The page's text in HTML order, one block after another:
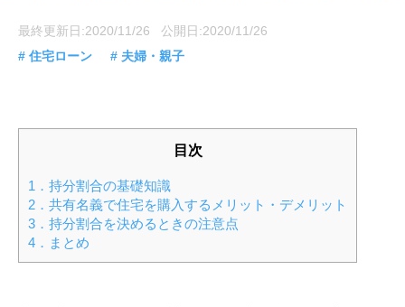
最終更新日:2020/11/26 公開日:2020/11/26
# 住宅ローン
# 夫婦・親子
目次
1．持分割合の基礎知識
2．共有名義で住宅を購入するメリット・デメリット
3．持分割合を決めるときの注意点
4．まとめ